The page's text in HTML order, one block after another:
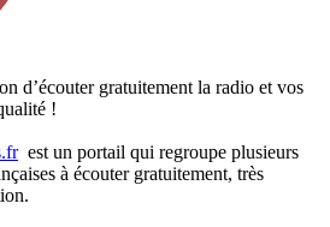
d’écouter gratuitement la radio et vos
!
est un portail qui regroupe plusieurs
à écouter gratuitement, très